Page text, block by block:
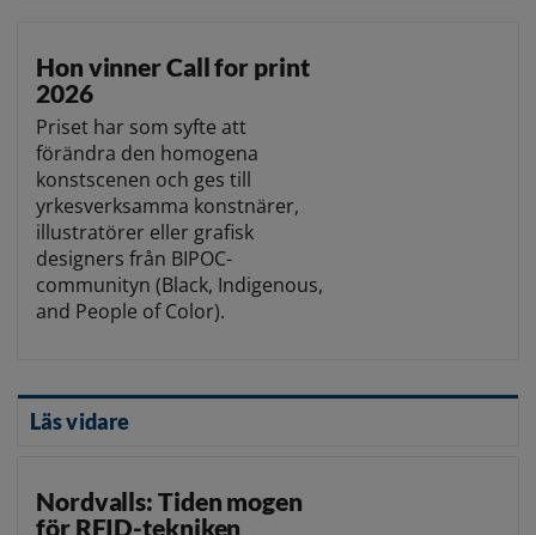
Hon vinner Call for print
2026
Priset har som syfte att
förändra den homogena
konstscenen och ges till
yrkesverksamma konstnärer,
illustratörer eller grafisk
designers från BIPOC-
communityn (Black, Indigenous,
and People of Color).
Läs vidare
Nordvalls: Tiden mogen
för RFID-tekniken